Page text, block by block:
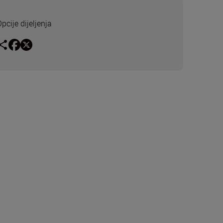
dijeljenja